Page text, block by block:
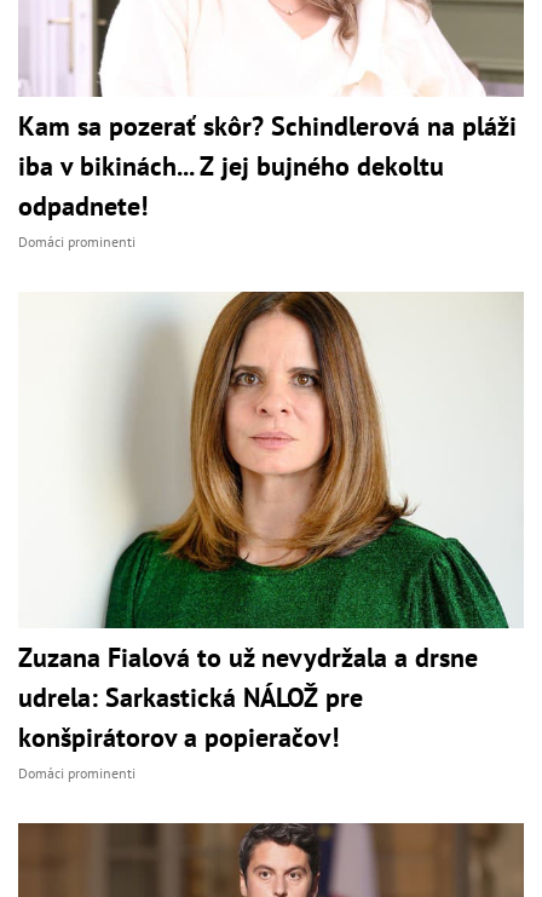
Kam sa pozerať skôr? Schindlerová na pláži
iba v bikinách... Z jej bujného dekoltu
odpadnete!
Domáci prominenti
Zuzana Fialová to už nevydržala a drsne
udrela: Sarkastická NÁLOŽ pre
konšpirátorov a popieračov!
Domáci prominenti